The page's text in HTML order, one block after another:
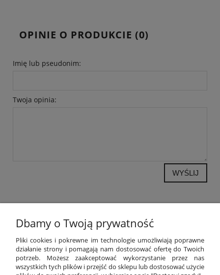
OPINIE O PRODUKCIE (0)
Imię lub pseudonim:
Twoja opinia:
WYŚLIJ
POMOC
MOJE KONTO
Dbamy o Twoją prywatność
Pliki cookies i pokrewne im technologie umożliwiają poprawne
działanie strony i pomagają nam dostosować ofertę do Twoich
potrzeb. Możesz zaakceptować wykorzystanie przez nas
wszystkich tych plików i przejść do sklepu lub dostosować użycie